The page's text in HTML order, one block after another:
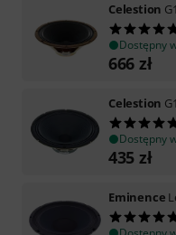
Celestion
Dostępny
666 zł
Celestion
Dostępny
435 zł
Eminence